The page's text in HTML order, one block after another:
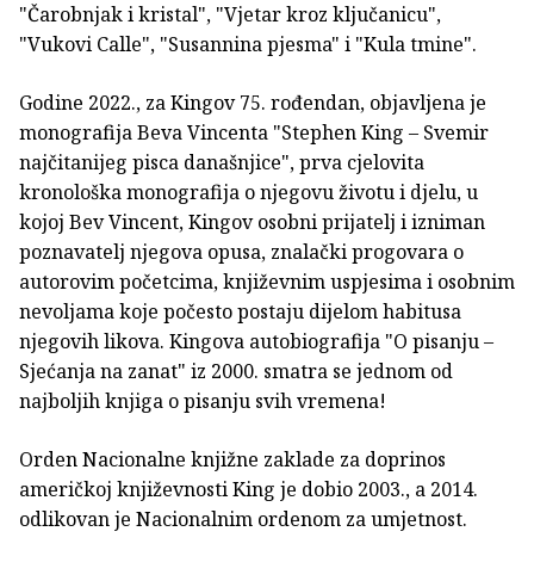
"Čarobnjak i kristal", "Vjetar kroz ključanicu",
"Vukovi Calle", "Susannina pjesma" i "Kula tmine".
Godine 2022., za Kingov 75. rođendan, objavljena je
monografija Beva Vincenta "Stephen King – Svemir
najčitanijeg pisca današnjice", prva cjelovita
kronološka monografija o njegovu životu i djelu, u
kojoj Bev Vincent, Kingov osobni prijatelj i izniman
poznavatelj njegova opusa, znalački progovara o
autorovim početcima, književnim uspjesima i osobnim
nevoljama koje počesto postaju dijelom habitusa
njegovih likova. Kingova autobiografija "O pisanju –
Sjećanja na zanat" iz 2000. smatra se jednom od
najboljih knjiga o pisanju svih vremena!
Orden Nacionalne knjižne zaklade za doprinos
američkoj književnosti King je dobio 2003., a 2014.
odlikovan je Nacionalnim ordenom za umjetnost.